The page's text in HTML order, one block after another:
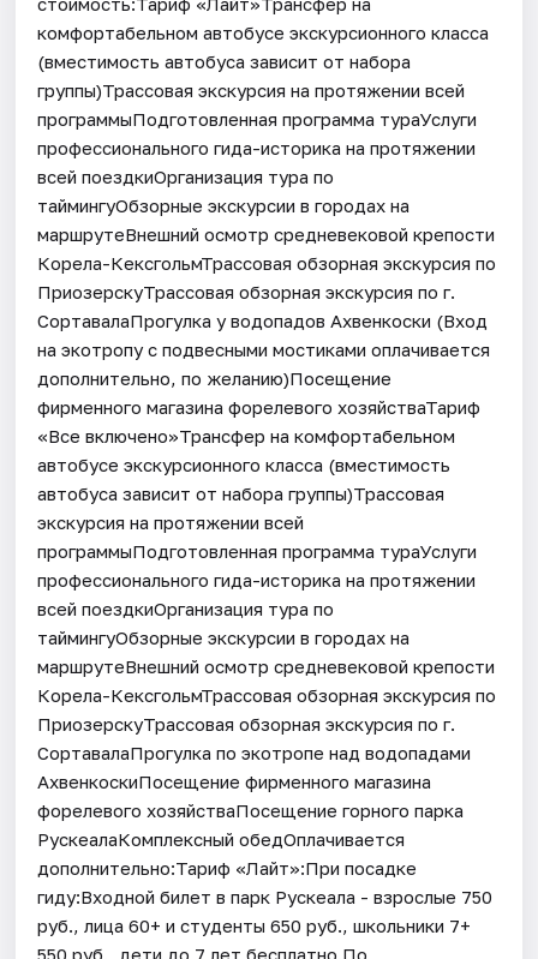
комфортабельном автобусе экскурсионного класса
(вместимость автобуса зависит от набора
группы)Трассовая экскурсия на протяжении всей
программыПодготовленная программа тураУслуги
профессионального гида-историка на протяжении
всей поездкиОрганизация тура по
таймингуОбзорные экскурсии в городах на
маршрутеВнешний осмотр средневековой крепости
Корела-КексгольмТрассовая обзорная экскурсия по
ПриозерскуТрассовая обзорная экскурсия по г.
СортавалаПрогулка у водопадов Ахвенкоски (Вход
на экотропу с подвесными мостиками оплачивается
дополнительно, по желанию)Посещение
фирменного магазина форелевого хозяйстваТариф
«Все включено»Трансфер на комфортабельном
автобусе экскурсионного класса (вместимость
автобуса зависит от набора группы)Трассовая
экскурсия на протяжении всей
программыПодготовленная программа тураУслуги
профессионального гида-историка на протяжении
всей поездкиОрганизация тура по
таймингуОбзорные экскурсии в городах на
маршрутеВнешний осмотр средневековой крепости
Корела-КексгольмТрассовая обзорная экскурсия по
ПриозерскуТрассовая обзорная экскурсия по г.
СортавалаПрогулка по экотропе над водопадами
АхвенкоскиПосещение фирменного магазина
форелевого хозяйстваПосещение горного парка
РускеалаКомплексный обедОплачивается
дополнительно:Тариф «Лайт»:При посадке
гиду:Входной билет в парк Рускеала - взрослые 750
руб., лица 60+ и студенты 650 руб., школьники 7+
550 руб., дети до 7 лет бесплатно.По